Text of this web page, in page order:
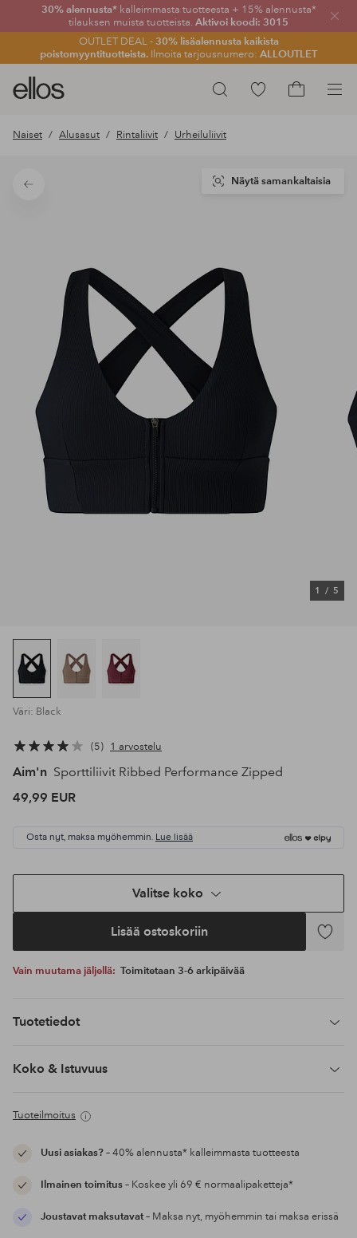
30% alennusta*kalleimmasta tuotteesta + 15% alennusta*
tilauksen muista tuotteista. Aktivoi koodi: 3015
OUTLET DEAL -30% lisäalennusta kaikista
poistomyyntituotteista. Ilmoita tarjousnumero: ALLOUTLET
Sulje
Hae
Ellos-
logo
siirry
Siirry
Naiset Alusasut Rintaliivit Urheiluliivit
Takaisin
1 / 5
Näytä samankaltaisia
Väri: Black
5 1 arvostelu
Aim'n Sporttiliivit Ribbed Performance Zipped
49,99 EUR
Osta nyt, maksa myöhemmin. Lue lisää
Valitse koko
Lisää ostoskoriin
Lisää
Vain muutama jäljellä: Toimitetaan 3-6 arkipäivää
Tuotetiedot
Koko & Istuvuus
Tuoteilmoitus
Uusi asiakas?– 40% alennusta* kalleimmasta tuotteesta
Ilmainen toimitus– Koskee yli 69 € normaalipaketteja*
Joustavat maksutavat– Maksa nyt, myöhemmin tai maksa erissä